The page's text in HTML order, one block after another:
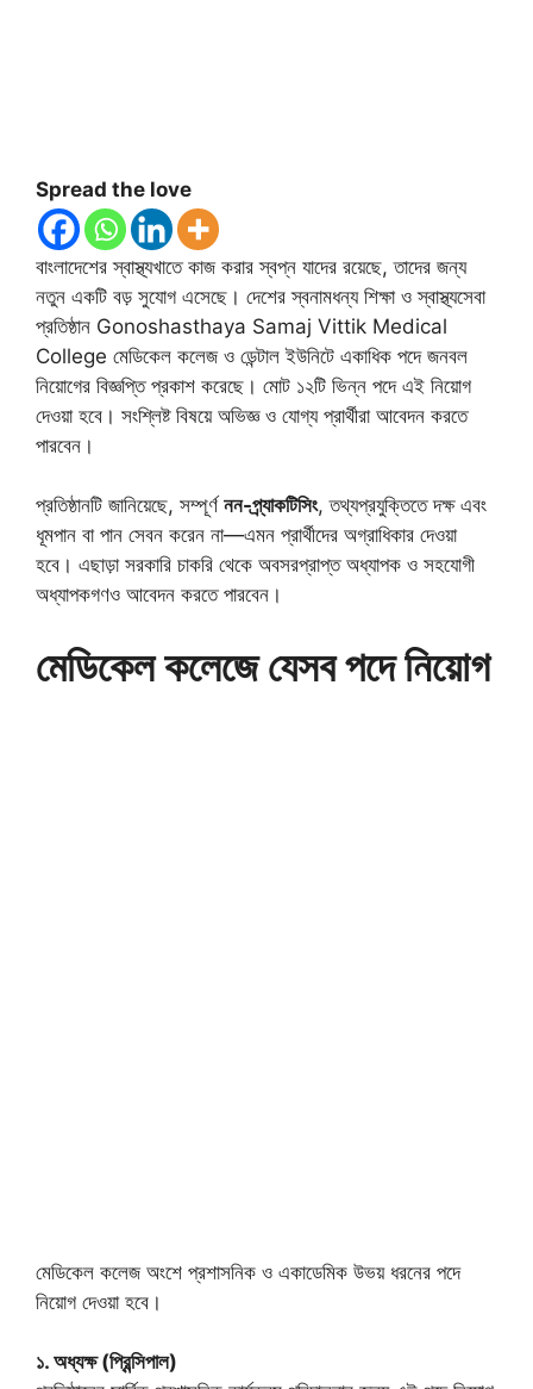
Spread the love
বাংলাদেশের স্বাস্থ্যখাতে কাজ করার স্বপ্ন যাদের রয়েছে, তাদের জন্য
নতুন একটি বড় সুযোগ এসেছে। দেশের স্বনামধন্য শিক্ষা ও স্বাস্থ্যসেবা
প্রতিষ্ঠান Gonoshasthaya Samaj Vittik Medical
College মেডিকেল কলেজ ও ডেন্টাল ইউনিটে একাধিক পদে জনবল
নিয়োগের বিজ্ঞপ্তি প্রকাশ করেছে। মোট ১২টি ভিন্ন পদে এই নিয়োগ
দেওয়া হবে। সংশ্লিষ্ট বিষয়ে অভিজ্ঞ ও যোগ্য প্রার্থীরা আবেদন করতে
পারবেন।
প্রতিষ্ঠানটি জানিয়েছে, সম্পূর্ণ নন-প্র্যাকটিসিং, তথ্যপ্রযুক্তিতে দক্ষ এবং
ধূমপান বা পান সেবন করেন না—এমন প্রার্থীদের অগ্রাধিকার দেওয়া
হবে। এছাড়া সরকারি চাকরি থেকে অবসরপ্রাপ্ত অধ্যাপক ও সহযোগী
অধ্যাপকগণও আবেদন করতে পারবেন।
মেডিকেল কলেজে যেসব পদে নিয়োগ
মেডিকেল কলেজ অংশে প্রশাসনিক ও একাডেমিক উভয় ধরনের পদে
নিয়োগ দেওয়া হবে।
১. অধ্যক্ষ (প্রিন্সিপাল)